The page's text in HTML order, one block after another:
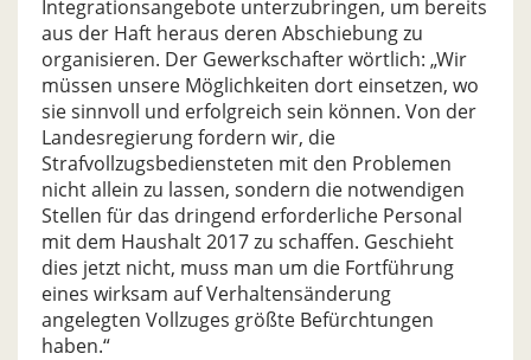
Integrationsangebote unterzubringen, um bereits
aus der Haft heraus deren Abschiebung zu
organisieren. Der Gewerkschafter wörtlich: „Wir
müssen unsere Möglichkeiten dort einsetzen, wo
sie sinnvoll und erfolgreich sein können. Von der
Landesregierung fordern wir, die
Strafvollzugsbediensteten mit den Problemen
nicht allein zu lassen, sondern die notwendigen
Stellen für das dringend erforderliche Personal
mit dem Haushalt 2017 zu schaffen. Geschieht
dies jetzt nicht, muss man um die Fortführung
eines wirksam auf Verhaltensänderung
angelegten Vollzuges größte Befürchtungen
haben.“